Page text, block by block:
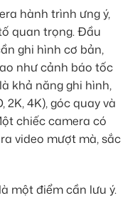
hành trình ưng ý,
quan trọng. Đầu
ghi hình cơ bản,
như cảnh báo tốc
khả năng ghi hình,
2K, 4K), góc quay và
chiếc camera có
video mượt mà, sắc
một điểm cần lưu ý.